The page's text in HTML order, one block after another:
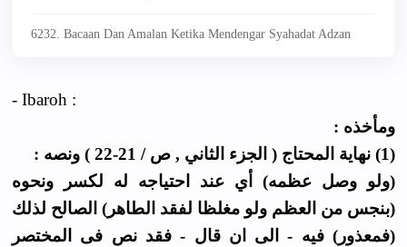
6232. Bacaan Dan Amalan Ketika Mendengar Syahadat Adzan
- Ibaroh :
ومأخذه :
(1) نهاية المحتاج ( الجزء الثاني , ص / 21-22 ) ونصه :
(ولو وصل عظمه) أي عند احتياجه له لكسر ونحوه
(بنجس من العظم ولو مغلظا لفقد الطاهر) الصالح لذلك
(فمعذور) فيه - الى ان قال - فقد نص فى المختصر